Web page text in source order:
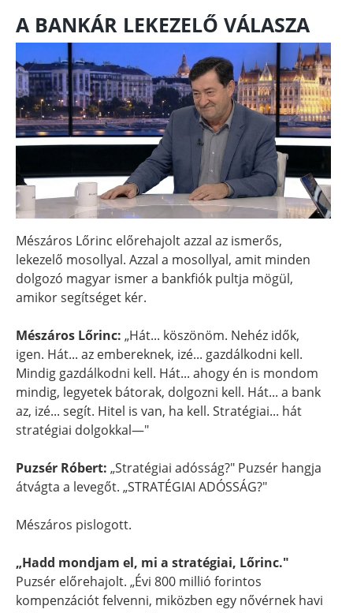
A BANKÁR LEKEZELŐ VÁLASZA
Mészáros Lőrinc előrehajolt azzal az ismerős,
lekezelő mosollyal. Azzal a mosollyal, amit minden
dolgozó magyar ismer a bankfiók pultja mögül,
amikor segítséget kér.
Mészáros Lőrinc: „Hát... köszönöm. Nehéz idők,
igen. Hát... az embereknek, izé... gazdálkodni kell.
Mindig gazdálkodni kell. Hát... ahogy én is mondom
mindig, legyetek bátorak, dolgozni kell. Hát... a bank
az, izé... segít. Hitel is van, ha kell. Stratégiai... hát
stratégiai dolgokkal—"
Puzsér Róbert: „Stratégiai adósság?" Puzsér hangja
átvágta a levegőt. „STRATÉGIAI ADÓSSÁG?"
Mészáros pislogott.
„Hadd mondjam el, mi a stratégiai, Lőrinc."
Puzsér előrehajolt. „Évi 800 millió forintos
kompenzációt felvenni, miközben egy nővérnek havi